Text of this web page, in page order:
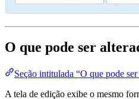
O que pode ser
Seção intitulada “O que pode
A tela de edição exibe o mesmo